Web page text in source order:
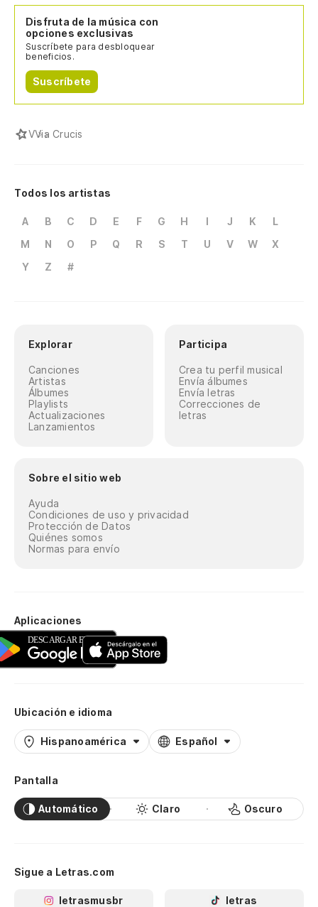
Disfruta de la música con
opciones exclusivas
Suscríbete para desbloquear
beneficios.
Suscríbete
VVia Crucis
Todos los artistas
A B C D E F G H I J K
L
M
N O P Q R S T U V W
X
Y
Z #
Explorar
Canciones
Artistas
Álbumes
Playlists
Actualizaciones
Lanzamientos
Participa
Crea tu perfil musical
Envía álbumes
Envía letras
Correcciones de
letras
Sobre el sitio web
Ayuda
Condiciones de uso y privacidad
Protección de Datos
Quiénes somos
Normas para envío
Aplicaciones
Ubicación e idioma
Hispanoamérica Español
Pantalla
Automático Claro Oscuro
Sigue a Letras.com
letrasmusbr letras